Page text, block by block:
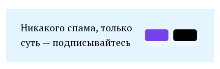
Никакого спама, только
суть — подписывайтесь